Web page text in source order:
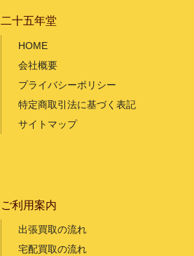
二十五年堂
HOME
会社概要
プライバシーポリシー
特定商取引法に基づく表記
サイトマップ
ご利用案内
出張買取の流れ
宅配買取の流れ